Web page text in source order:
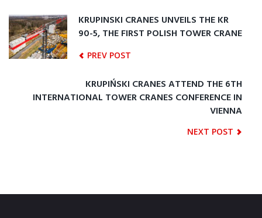
KRUPINSKI CRANES UNVEILS THE KR
90-5, THE FIRST POLISH TOWER CRANE
PREV POST
KRUPIŃSKI CRANES ATTEND THE 6TH
INTERNATIONAL TOWER CRANES CONFERENCE IN
VIENNA
NEXT POST